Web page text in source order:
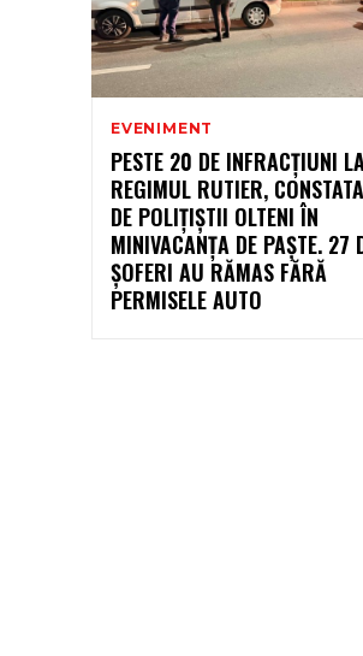
EVENIMENT
PESTE 20 DE INFRACȚIUNI LA
REGIMUL RUTIER,
DE POLIȚIȘTII OLTENI ÎN
MINIVACANȚA DE PAȘTE. 27
ȘOFERI AU RĂMAS FĂRĂ
PERMISELE AUTO